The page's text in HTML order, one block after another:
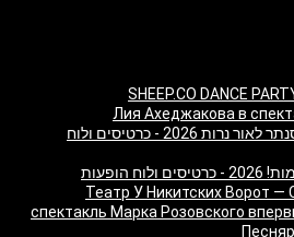
SHEEP.CO DANCE
Лия Ахеджакова в
משופן ועד AC/DC - מופע פסנתר לאור נרות 2026 - כרטיסים ולוח
הופעות
"Театр У Никитских Ворот
спектакль Марка Розовского